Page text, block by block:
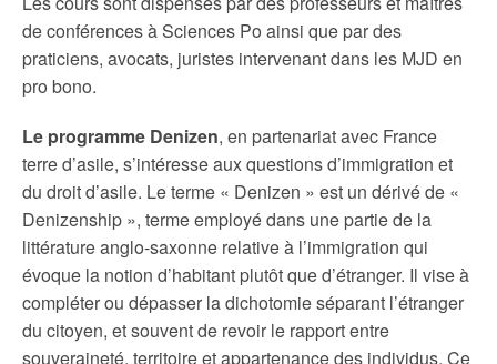
de conférences à Sciences Po ainsi que par des
praticiens, avocats, juristes intervenant dans les MJD en
pro bono.
Le programme Denizen, en partenariat avec France
terre d’asile, s’intéresse aux questions d’immigration et
du droit d’asile. Le terme « Denizen » est un dérivé de «
Denizenship », terme employé dans une partie de la
littérature anglo-saxonne relative à l’immigration qui
évoque la notion d’habitant plutôt que d’étranger. Il vise à
compléter ou dépasser la dichotomie séparant l’étranger
du citoyen, et souvent de revoir le rapport entre
souveraineté, territoire et appartenance des individus. Ce